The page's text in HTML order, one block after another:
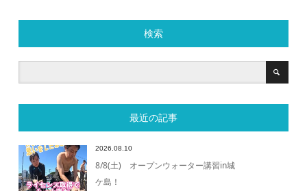
検索
最近の記事
2026.08.10
8/8(土) オープンウォーター講習in城
ケ島！